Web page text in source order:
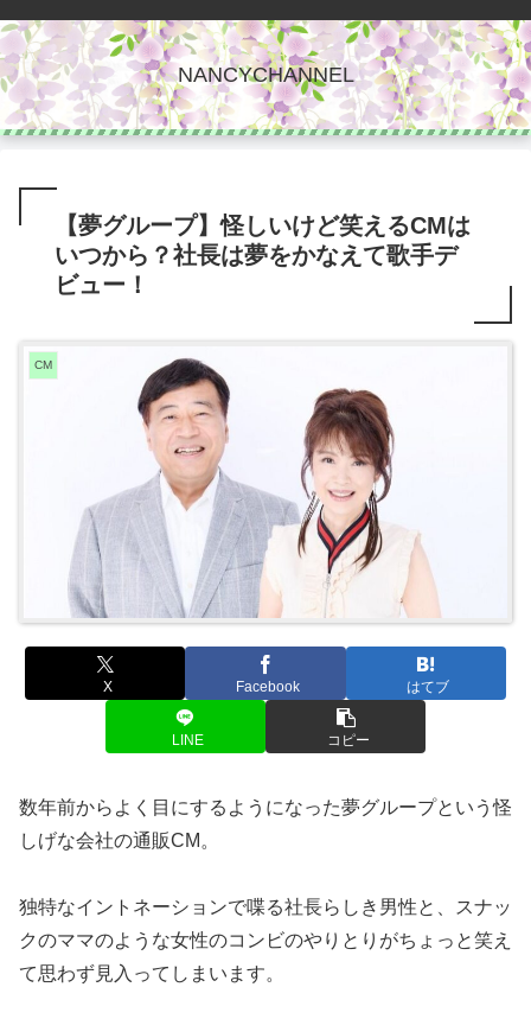
NANCYCHANNEL
【夢グループ】怪しいけど笑えるCMは
いつから？社長は夢をかなえて歌手デ
ビュー！
CM
X Facebook はてブ
LINE コピー
数年前からよく目にするようになった夢グループという怪
しげな会社の通販CM。
独特なイントネーションで喋る社長らしき男性と、スナッ
クのママのような女性のコンビのやりとりがちょっと笑え
て思わず見入ってしまいます。